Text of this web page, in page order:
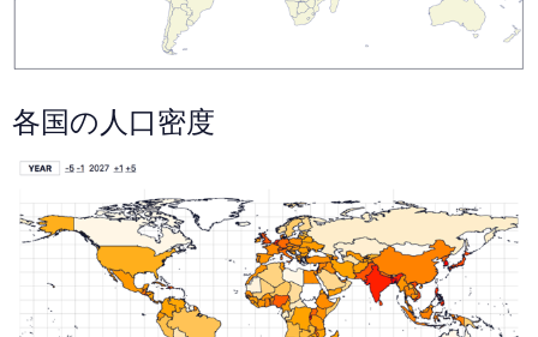
各国の人口密度